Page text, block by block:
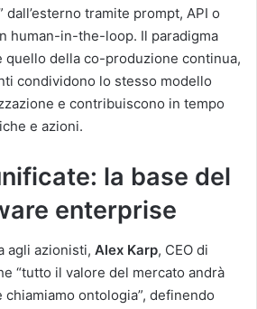
dall’esterno tramite prompt, API o
human-in-the-loop. Il paradigma
quello della co-produzione continua,
condividono lo stesso modello
e contribuiscono in tempo
e azioni.
la base del
enterprise
agli azionisti, Alex Karp, CEO di
“tutto il valore del mercato andrà
ontologia”, definendo